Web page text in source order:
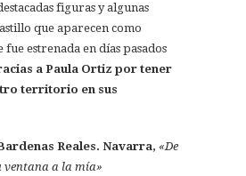
figuras y algunas
que aparecen como
estrenada en días pasados
a Paula Ortiz por tener
territorio en sus
Reales. Navarra, «De
ventana a la mía»